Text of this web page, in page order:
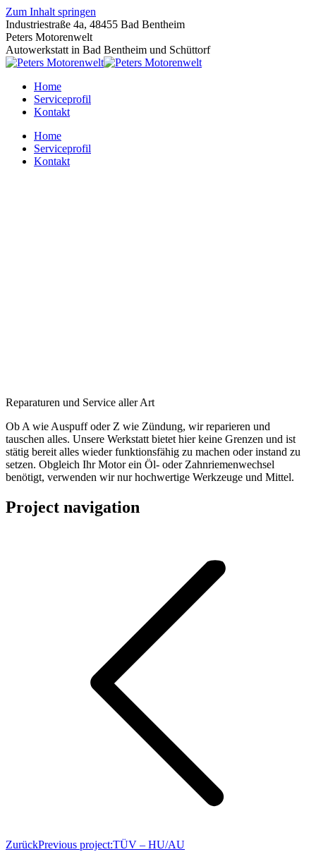
Zum Inhalt springen
Industriestraße 4a, 48455 Bad Bentheim
Peters Motorenwelt
Autowerkstatt in Bad Bentheim und Schüttorf
Home
Serviceprofil
Kontakt
Home
Serviceprofil
Kontakt
Reparaturen und Service aller Art
Ob A wie Auspuff oder Z wie Zündung, wir reparieren und
tauschen alles. Unsere Werkstatt bietet hier keine Grenzen und ist
stätig bereit alles wieder funktionsfähig zu machen oder instand zu
setzen. Obgleich Ihr Motor ein Öl- oder Zahnriemenwechsel
benötigt, verwenden wir nur hochwertige Werkzeuge und Mittel.
Project navigation
ZurückPrevious project:TÜV – HU/AU